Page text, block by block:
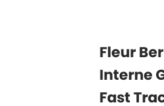
Fleur
Interne
Fast